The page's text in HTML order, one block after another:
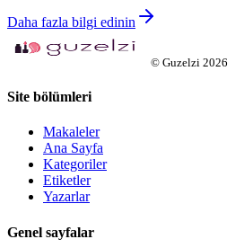
Daha fazla bilgi edinin
© Guzelzi 2026
Site bölümleri
Makaleler
Ana Sayfa
Kategoriler
Etiketler
Yazarlar
Genel sayfalar